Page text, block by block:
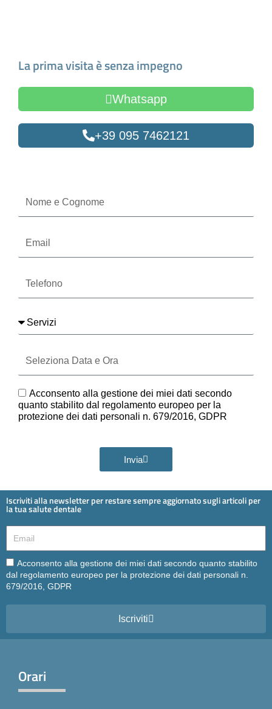
La prima visita è senza impegno
Whatsapp
+39 095 7462121
Cognome
Servizi
Data
e
GDPR
Acconsento alla gestione dei miei dati secondo
quanto stabilito dal regolamento europeo per la
protezione dei dati personali n. 679/2016, GDPR
Invia
Iscriviti alla newsletter per restare sempre aggiornato sugli articoli per
la tua salute dentale
Email
Email
Acconsento alla gestione dei miei dati secondo quanto stabilito
dal regolamento europeo per la protezione dei dati personali n.
679/2016, GDPR
Iscriviti
Orari